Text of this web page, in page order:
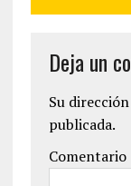
Deja un
Su
publicada.
Comentario